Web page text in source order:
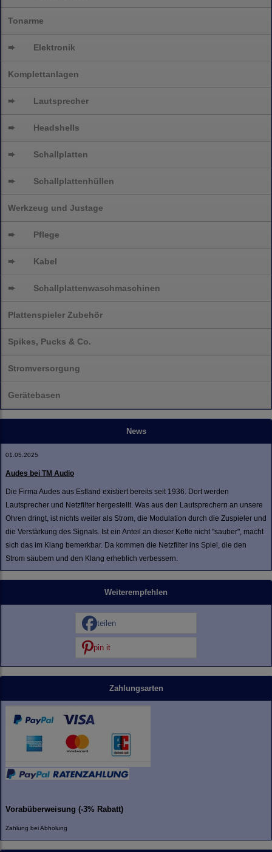
Tonarme
➨ Elektronik
Komplettanlagen
➨ Lautsprecher
➨ Headshells
➨ Schallplatten
➨ Schallplattenhüllen
Werkzeug und Justage
➨ Pflege
➨ Kabel
➨ Schallplattenwaschmaschinen
Plattenspieler Zubehör
Spikes, Pucks & Co.
Stromversorgung
Gerätebasen
News
01.05.2025
Audes bei TM Audio
Die Firma Audes aus Estland existiert bereits seit 1936. Dort werden
Lautsprecher und Netzfilter hergestellt. Was aus den Lautsprechern an unsere
Ohren dringt, ist nichts weiter als Strom, die Modulation durch die Zuspieler und
die Verstärkung des Signals. Ist ein Anteil an dieser Kette nicht "sauber", macht
sich das im Klang bemerkbar. Da kommen die Netzfilter ins Spiel, die den
Strom säubern und den Klang erheblich verbessern.
Weiterempfehlen
teilen
pin it
Zahlungsarten
Vorabüberweisung (-3% Rabatt)
Zahlung bei Abholung